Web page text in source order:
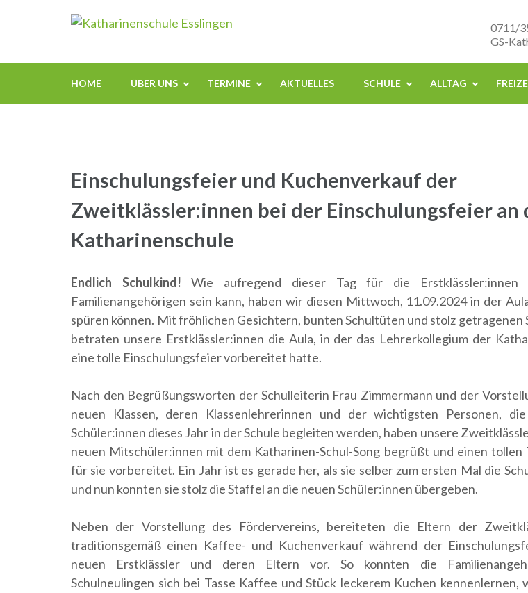
(Enter
0711/
GS-
HOME ÜBER UNS TERMINE AKTUELLES SCHULE ALLTAG
Einschulungsfeier und Kuchenverkauf der
Zweitklässler:innen bei der Einschulungsfeier an
Katharinenschule
Endlich Schulkind! Wie aufregend dieser Tag für die Erstklässler:innen
Familienangehörigen sein kann, haben wir diesen Mittwoch, 11.09.2024 in der
spüren können. Mit fröhlichen Gesichtern, bunten Schultüten und stolz getragenen
betraten unsere Erstklässler:innen die Aula, in der das Lehrerkollegium der
eine tolle Einschulungsfeier vorbereitet hatte.
Nach den Begrüßungsworten der Schulleiterin Frau Zimmermann und der
neuen Klassen, deren Klassenlehrerinnen und der wichtigsten Personen,
Schüler:innen dieses Jahr in der Schule begleiten werden, haben unsere
neuen Mitschüler:innen mit dem Katharinen-Schul-Song begrüßt und einen
für sie vorbereitet. Ein Jahr ist es gerade her, als sie selber zum ersten Mal die
und nun konnten sie stolz die Staffel an die neuen Schüler:innen übergeben.
Neben der Vorstellung des Fördervereins, bereiteten die Eltern der
traditionsgemäß einen Kaffee- und Kuchenverkauf während der
neuen Erstklässler und deren Eltern vor. So konnten die
Schulneulingen sich bei Tasse Kaffee und Stück leckerem Kuchen kennenlernen,